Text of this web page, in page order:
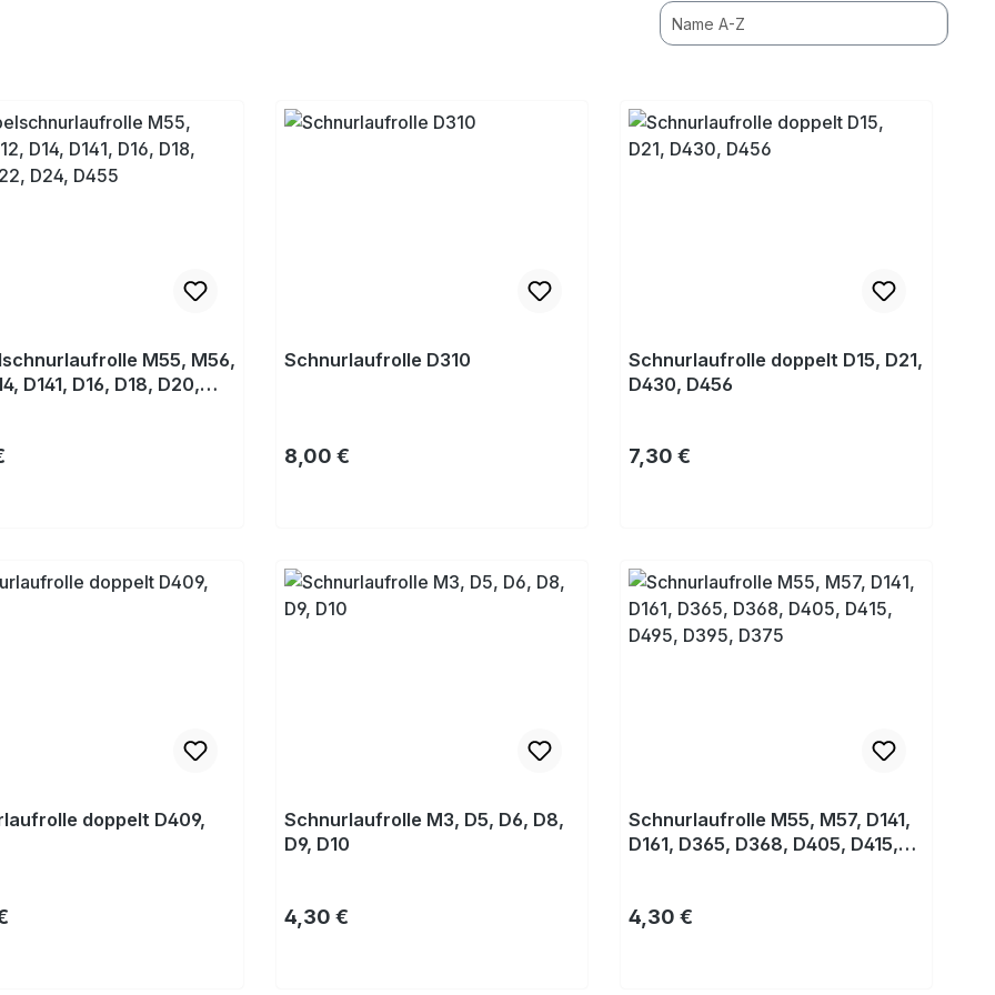
M55, M56,
D141, D16, D18, D20,
Preis:
Schnurlaufrolle D310
Regulärer Preis:
8,00 €
Schnurlaufrolle doppelt D15, D21,
D430, D456
Regulärer Preis:
7,30 €
doppelt D409,
Preis:
Schnurlaufrolle M3, D5, D6, D8,
D9, D10
Regulärer Preis:
4,30 €
Schnurlaufrolle M55, M57, D141,
D161, D365, D368, D405, D415,
Regulärer Preis:
4,30 €